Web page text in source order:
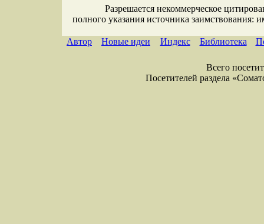
Разрешается некоммерческое
полного указания источника заимствования:
Автор Новые идеи Индекс Библиотека
Всего
Посетителей раздела